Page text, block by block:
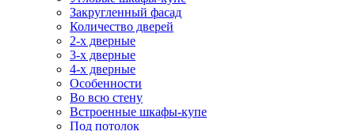
Закругленный фасад
Количество дверей
2-х дверные
3-х дверные
4-х дверные
Особенности
Во всю стену
Встроенные шкафы-купе
Под потолок